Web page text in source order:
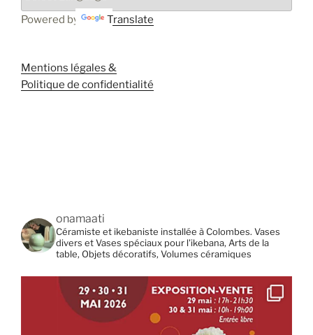
Powered by Translate
Mentions légales &
Politique de confidentialité
onamaati
Céramiste et ikebaniste installée à Colombes. Vases
divers et Vases spéciaux pour l'ikebana, Arts de la
table, Objets décoratifs, Volumes céramiques